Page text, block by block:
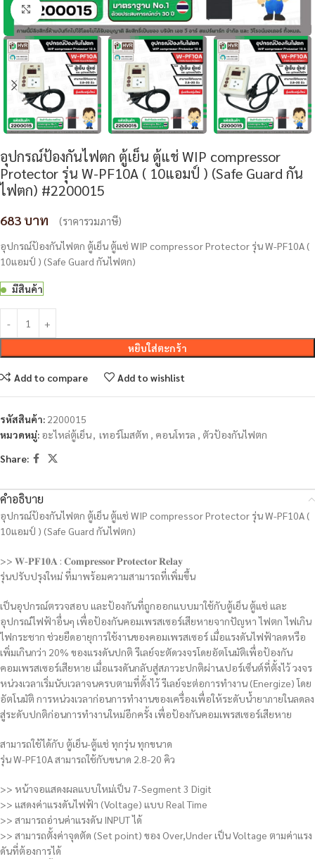
Click to enlarge
อุปกรณ์ป้องกันไฟตก ตู้เย็น ตู้แช่ WIP compressor
Protector รุ่น W-PF10A ( 10แอมป์ ) (Safe Guard กัน
ไฟตก) #2200015
683 (ราคารวมภาษี)
อุปกรณ์ป้องกันไฟตก ตู้เย็น ตู้แช่ WIP compressor Protector รุ่น W-PF10A (
10แอมป์ ) (Safe Guard กันไฟตก)
มีสินค้า
หยิบใส่ตะกร้า
Add to compare Add to wishlist
รหัสสินค้า: 2200015
หมวดหมู่: อะไหล่ตู้เย็น, เทอร์โมสตัท , คอนโทรล , ตัวป้องกันไฟตก
Share:
คำอธิบาย
อุปกรณ์ป้องกันไฟตก ตู้เย็น ตู้แช่ WIP compressor Protector รุ่น W-PF10A (
10แอมป์ ) (Safe Guard กันไฟตก)
>> 𝐖-𝐏𝐅𝟏𝟎𝐀 : 𝐂𝐨𝐦𝐩𝐫𝐞𝐬𝐬𝐨𝐫 𝐏𝐫𝐨𝐭𝐞𝐜𝐭𝐨𝐫 𝐑𝐞𝐥𝐚𝐲
รุ่นปรับปรุงใหม่ ที่มาพร้อมความสามารถที่เพิ่มขึ้น
เป็นอุปกรณ์ตรวจสอบ และป้องกันที่ถูกออกแบบมาใช้กับตู้เย็น ตู้แช่ และ
อุปกรณ์ไฟฟ้าอื่นๆ เพื่อป้องกันคอมเพรสเซอร์เสียหายจากปัญหา ไฟตก ไฟเกิน
ไฟกระชาก ช่วยยืดอายุการใช้งานของคอมเพรสเซอร์ เมื่อแรงดันไฟฟ้าลดหรือ
เพิ่มเกินกว่า 20% ของแรงดันปกติ รีเลย์จะตัดวงจรโดยอัตโนมัติเพื่อป้องกัน
คอมเพรสเซอร์เสียหาย เมื่อแรงดันกลับสู่สภาวะปกติผ่านเปอร์เซ็นต์ที่ตั้งไว้ วงจร
หน่วงเวลาเริ่มนับเวลาจนครบตามที่ตั้งไว้ รีเลย์จะต่อการทำงาน (Energize) โดย
อัตโนมัติ การหน่วงเวลาก่อนการทำงานของเครื่องเพื่อให้ระดับน้ำยาภายในลดลง
สู่ระดับปกติก่อนการทำงานใหม่อีกครั้ง เพื่อป้องกันคอมเพรสเซอร์เสียหาย
สามารถใช้ได้กับ ตู้เย็น-ตู้แช่ ทุกรุ่น ทุกขนาด
รุ่น W-PF10A สามารถใช้กับขนาด 2.8-20 คิว
>> หน้าจอแสดงผลแบบใหม่เป็น 7-Segment 3 Digit
>> แสดงค่าแรงดันไฟฟ้า (Voltage) แบบ Real Time
>> สามารถอ่านค่าแรงดัน INPUT ได้
>> สามารถตั้งค่าจุดตัด (Set point) ของ Over,Under เป็น Voltage ตามค่าแรง
ดันที่ต้องการได้